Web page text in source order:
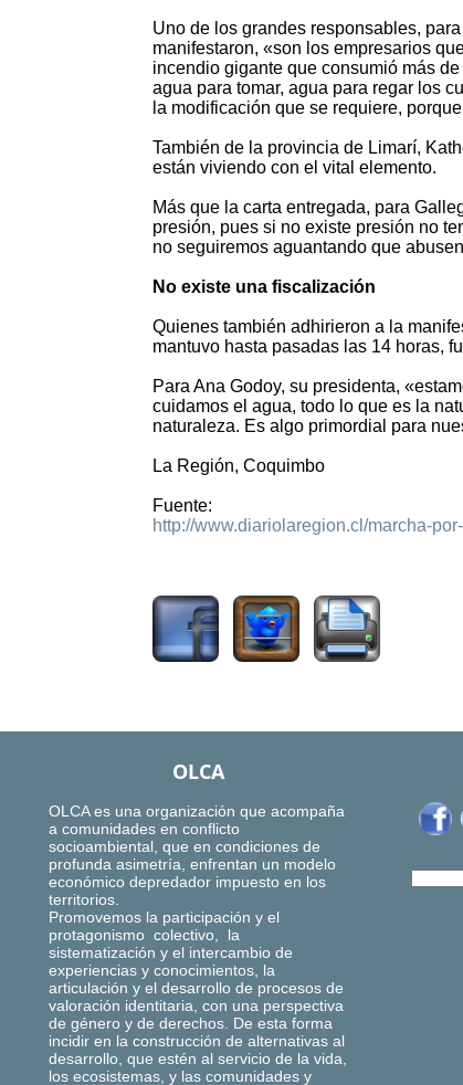
Uno de los grandes responsables,
manifestaron, «son los empresarios
incendio gigante que consumió más
agua para tomar, agua para regar los
la modificación que se requiere,
También de la provincia de Limarí,
están viviendo con el vital elemento.
Más que la carta entregada, para
presión, pues si no existe presión no
no seguiremos aguantando que
No existe una fiscalización
Quienes también adhirieron a la
mantuvo hasta pasadas las 14 horas,
Para Ana Godoy, su presidenta,
cuidamos el agua, todo lo que es la
naturaleza. Es algo primordial para
La Región, Coquimbo
Fuente:
http://www.diariolaregion.cl/marcha-
OLCA
OLCA es una organización que acompaña
a comunidades en conflicto
socioambiental, que en condiciones de
profunda asimetría, enfrentan un modelo
económico depredador impuesto en los
territorios.
Promovemos la participación y el
protagonismo colectivo, la
sistematización y el intercambio de
experiencias y conocimientos, la
articulación y el desarrollo de procesos de
valoración identitaria, con una perspectiva
de género y de derechos. De esta forma
incidir en la construcción de alternativas al
desarrollo, que estén al servicio de la vida,
los ecosistemas, y las comunidades y